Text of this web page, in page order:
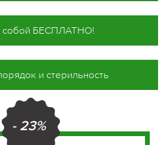
собой БЕСПЛАТНО!
и стерильность
- 23%